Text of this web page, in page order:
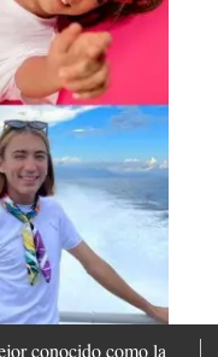
conocido como la